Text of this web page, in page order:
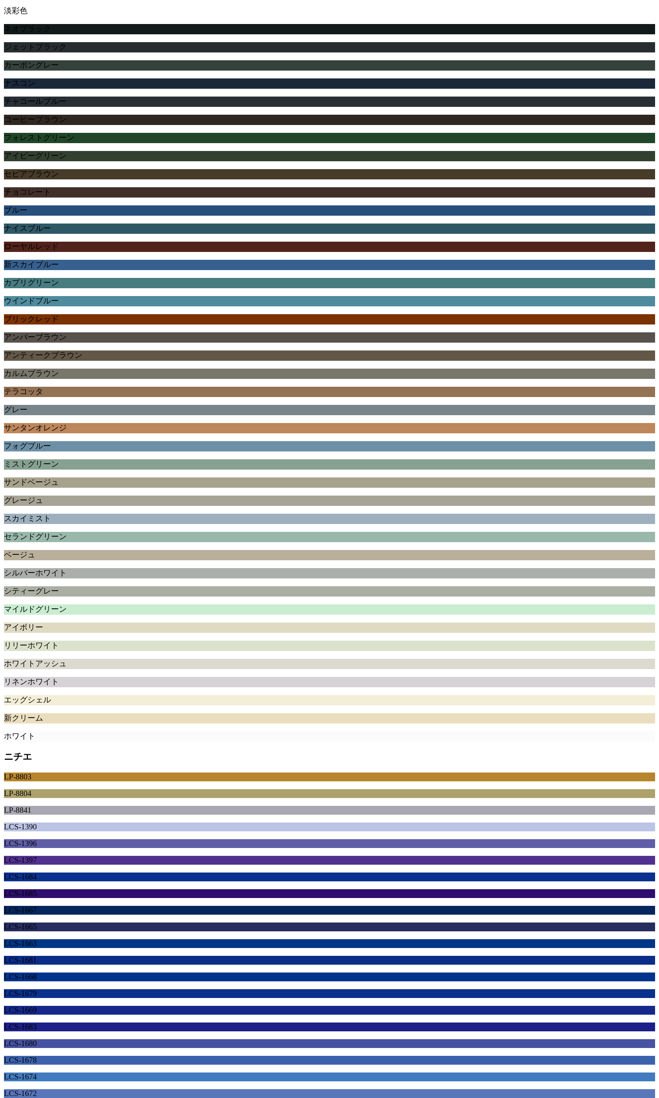
淡彩色
ネオブラック
ジェットブラック
カーボングレー
ナスコン
チャコールブルー
コーヒーブラウン
フォレストグリーン
アイビーグリーン
セピアブラウン
チョコレート
ブルー
ナイスブルー
ローヤルレッド
新スカイブルー
カプリグリーン
ウインドブルー
ブリックレッド
アンバーブラウン
アンティークブラウン
カルムブラウン
テラコッタ
グレー
サンタンオレンジ
フォグブルー
ミストグリーン
サンドベージュ
グレージュ
スカイミスト
セランドグリーン
ベージュ
シルバーホワイト
シティーグレー
マイルドグリーン
アイボリー
リリーホワイト
ホワイトアッシュ
リネンホワイト
エッグシェル
新クリーム
ホワイト
ニチエ
LP-8803
LP-8804
LP-8841
LCS-1390
LCS-1396
LCS-1397
LCS-1684
LCS-1685
LCS-1667
LCS-1665
LCS-1663
LCS-1681
LCS-1668
LCS-1679
LCS-1669
LCS-1683
LCS-1680
LCS-1678
LCS-1674
LCS-1672